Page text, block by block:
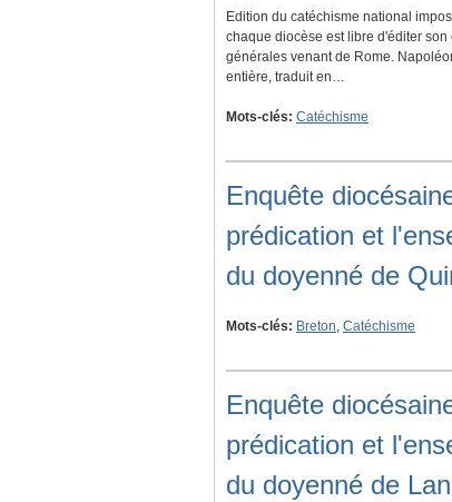
Edition du catéchisme national
chaque diocèse est libre d'éditer
générales venant de Rome.
entière, traduit en…
Mots-clés: Catéchisme
Enquête
prédication et
du doyenné de
Mots-clés: Breton, Catéchisme
Enquête
prédication et
du doyenné de